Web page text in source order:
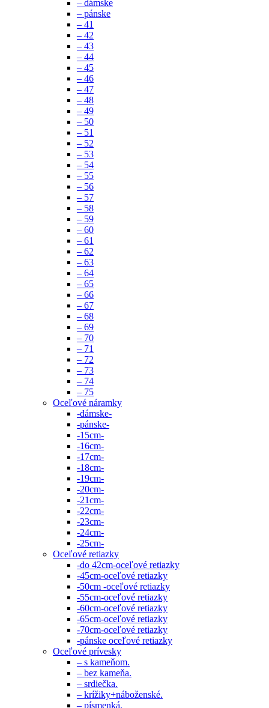
– dámske
– pánske
– 41
– 42
– 43
– 44
– 45
– 46
– 47
– 48
– 49
– 50
– 51
– 52
– 53
– 54
– 55
– 56
– 57
– 58
– 59
– 60
– 61
– 62
– 63
– 64
– 65
– 66
– 67
– 68
– 69
– 70
– 71
– 72
– 73
– 74
– 75
Oceľové náramky
-dámske-
-pánske-
-15cm-
-16cm-
-17cm-
-18cm-
-19cm-
-20cm-
-21cm-
-22cm-
-23cm-
-24cm-
-25cm-
Oceľové retiazky
-do 42cm-oceľové retiazky
-45cm-oceľové retiazky
-50cm -oceľové retiazky
-55cm-oceľové retiazky
-60cm-oceľové retiazky
-65cm-oceľové retiazky
-70cm-oceľové retiazky
-pánske oceľové retiazky
Oceľové prívesky
– s kameňom.
– bez kameňa.
– srdiečka.
– krížiky+náboženské.
– písmenká.